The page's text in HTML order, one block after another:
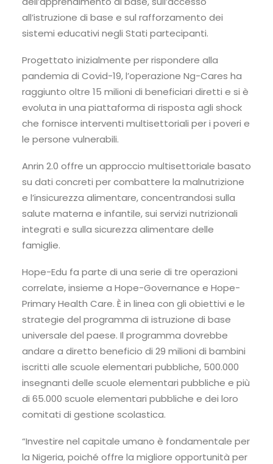
all’istruzione di base e sul rafforzamento dei
sistemi educativi negli Stati partecipanti.
Progettato inizialmente per rispondere alla
pandemia di Covid-19, l’operazione Ng-Cares ha
raggiunto oltre 15 milioni di beneficiari diretti e si è
evoluta in una piattaforma di risposta agli shock
che fornisce interventi multisettoriali per i poveri e
le persone vulnerabili.
Anrin 2.0 offre un approccio multisettoriale basato
su dati concreti per combattere la malnutrizione
e l’insicurezza alimentare, concentrandosi sulla
salute materna e infantile, sui servizi nutrizionali
integrati e sulla sicurezza alimentare delle
famiglie.
Hope-Edu fa parte di una serie di tre operazioni
correlate, insieme a Hope-Governance e Hope-
Primary Health Care. È in linea con gli obiettivi e le
strategie del programma di istruzione di base
universale del paese. Il programma dovrebbe
andare a diretto beneficio di 29 milioni di bambini
iscritti alle scuole elementari pubbliche, 500.000
insegnanti delle scuole elementari pubbliche e più
di 65.000 scuole elementari pubbliche e dei loro
comitati di gestione scolastica.
“Investire nel capitale umano è fondamentale per
la Nigeria, poiché offre la migliore opportunità per